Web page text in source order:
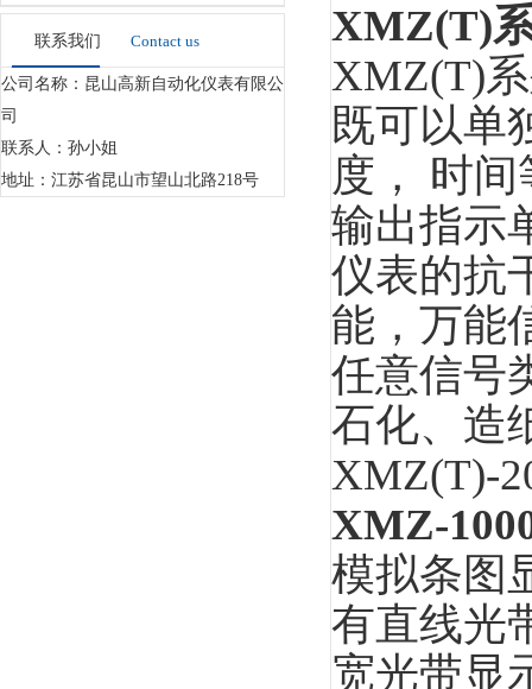
联系我们 Contact us
公司名称：昆山高新自动化仪表有限公
司
联系人：孙小姐
地址：江苏省昆山市望山北路218号
XMZ(T)
XMZ(T)
既可以单
度， 时
输出指示
仪表的抗
能，万能
任意信号
石化、造
XMZ(T)-
XMZ-
模拟条图
有直线光
宽光带显